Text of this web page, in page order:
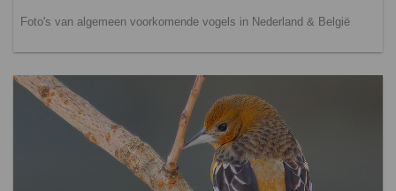
Foto's van algemeen voorkomende vogels in Nederland & België